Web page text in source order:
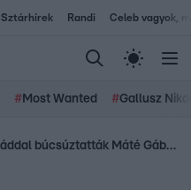
Sztárhírek Randi Celeb vagyok,
# Most Wanted #Gallusz
MEGHATÓ: Szerenáddal búcsúztatták Máté Gábort egykori és mostani diákjai